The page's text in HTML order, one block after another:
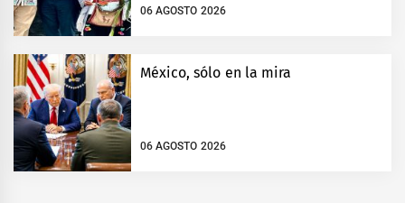
06 AGOSTO 2026
México, sólo en la mira
06 AGOSTO 2026